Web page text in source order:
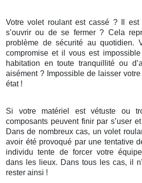
Votre volet roulant est cassé ? Il
s’ouvrir ou de se fermer ? Cela
problème de sécurité au quotidien.
compromise et il vous est
habitation en toute tranquillité ou
aisément ? Impossible de laisser
état !
Si votre matériel est vétuste ou
composants peuvent finir par s’user
Dans de nombreux cas, un volet
avoir été provoqué par une tentative
individu tente de forcer votre
dans les lieux. Dans tous les cas, il
rester ainsi !